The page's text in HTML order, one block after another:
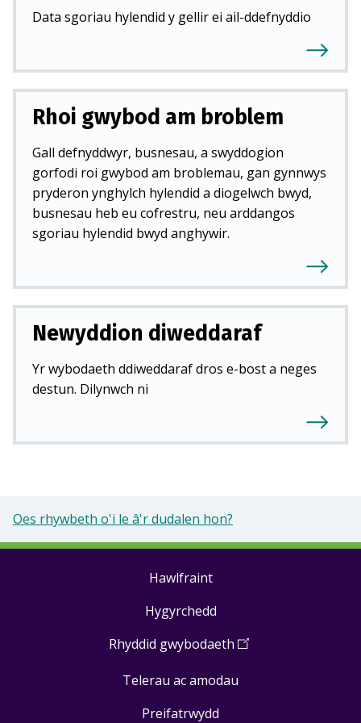
Data sgoriau hylendid y gellir ei ail-ddefnyddio
Rhoi gwybod am broblem
Gall defnyddwyr, busnesau, a swyddogion
gorfodi roi gwybod am broblemau, gan gynnwys
pryderon ynghylch hylendid a diogelwch bwyd,
busnesau heb eu cofrestru, neu arddangos
sgoriau hylendid bwyd anghywir.
Newyddion diweddaraf
Yr wybodaeth ddiweddaraf dros e-bost a neges
destun. Dilynwch ni
Oes rhywbeth o'i le â'r dudalen hon?
Hawlfraint
Hygyrchedd
Rhyddid gwybodaeth (Open
a
Telerau ac amodau
Preifatrwydd